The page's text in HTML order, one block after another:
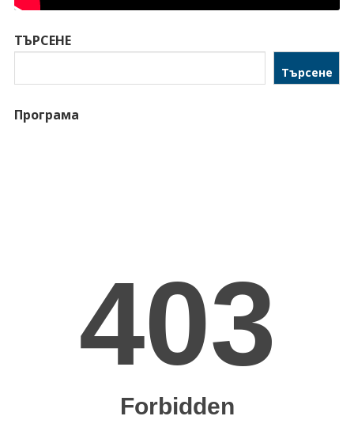
ТЪРСЕНЕ
Търсене
Програма